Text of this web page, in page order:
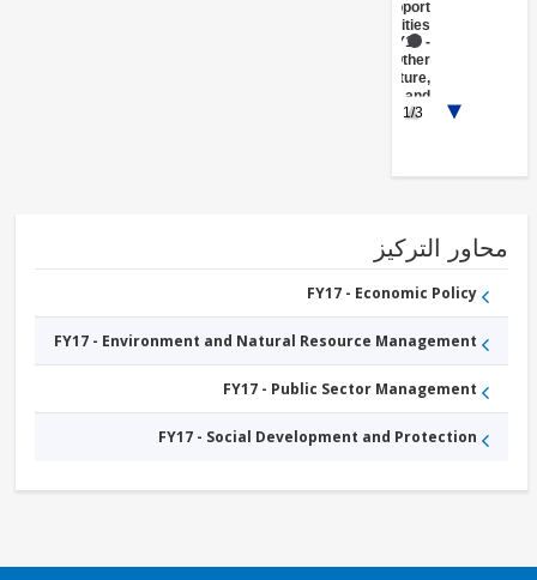
Activities
Agriculture,
Fishing and
Forestry
Government
Sub-
National
Government
التركيز
FY17 - Economic Policy
FY17 - Environment and Natural Resource Management
FY17 - Public Sector Management
FY17 - Social Development and Protection